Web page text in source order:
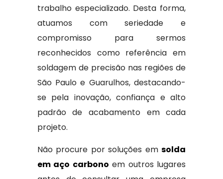
trabalho especializado. Desta forma,
atuamos com seriedade e
compromisso para sermos
reconhecidos como referência em
soldagem de precisão nas regiões de
São Paulo e Guarulhos, destacando-
se pela inovação, confiança e alto
padrão de acabamento em cada
projeto.
Não procure por soluções emsolda
em aço carbono em outros lugares